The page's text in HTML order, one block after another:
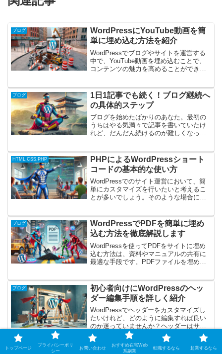
ブログ
WordPressにYouTube動画を簡
単に埋め込む方法を紹介
WordPressでブログやサイトを運営する
中で、YouTube動画を埋め込むことで、
コンテンツの魅力を高めることができま
ょう。この記事では、WordPressにYou...
ブログ
1日1記事でも続く！ブログ継続へ
の具体的ステップ
ブログを始めたばかりのあなた。最初の
うちはやる気満々で記事を書いていたけ
れど、だんだん続けるのが難しくなって
具体的なステップを紹介します。この記
事を読むことで、初心者で...
HTML.CSS.PHP
PHPによるWordPressショート
コードの基本的な使い方
WordPressでのサイト運営において、簡
単にカスタマイズを行いたいと考えるこ
とが多いでしょう。そのような場合に便
かずにページや投稿に機能を追加できま
す。また、PHP...
ブログ
WordPressでPDFを簡単に埋め
込む方法を徹底解説します
WordPressを使ってPDFをサイトに埋め
込む方法は、資料やマニュアルの共有に
最適な手段です。PDFファイルを埋め込
を省くことができます。しかし、正しく
設定しないと...
ブログ
初心者向けにWordPressのヘッ
ダー編集手順を詳しく紹介
WordPressでヘッダーをカスタマイズし
たいけれど、どのように編集すれば良い
のか迷っていませんか？ヘッダーはサイ
トの「顔」とも言える重要な部分です。
特に初心者にとって、ヘッダーの編集は
複雑に感じるかもしれませんが、基本的
初心者でも簡単にできる
トップページ
プライバシーポリ
シー
お問い合わせ
おすすめ在宅Web
系副業
転職するなら 起業するなら